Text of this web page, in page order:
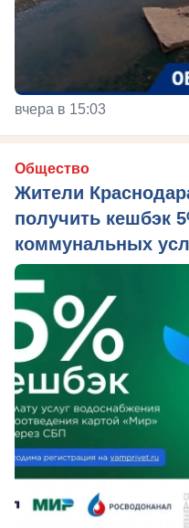
вчера в 15:03
Общество
Жители
получить кешбэк
коммунальных